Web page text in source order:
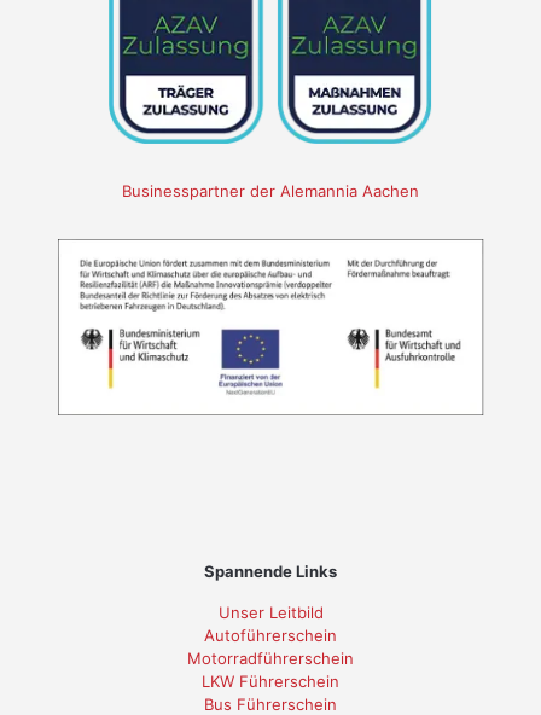
Businesspartner der Alemannia Aachen
Spannende Links
Unser Leitbild
Autoführerschein
Motorradführerschein
LKW Führerschein
Bus Führerschein